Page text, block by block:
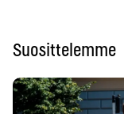
Suosittelemme